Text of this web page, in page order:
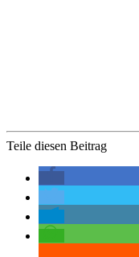
Teile diesen Beitrag